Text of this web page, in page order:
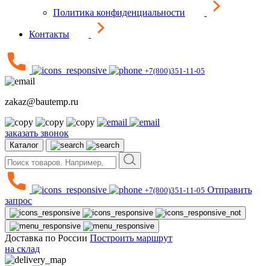
Политика конфиденциальности
Контакты
+7(800)351-11-05
zakaz@bautemp.ru
заказать звонок
Каталог
+7(800)351-11-05 Отправить
запрос
Доставка по России Построить маршрут
на склад